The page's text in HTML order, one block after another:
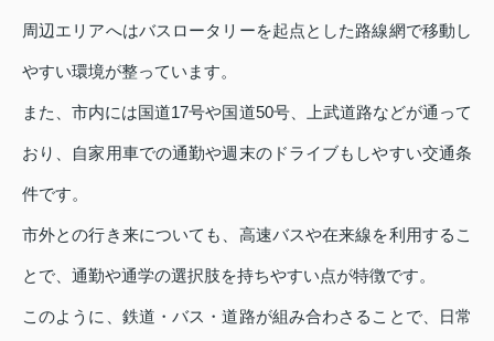
周辺エリアへはバスロータリーを起点とした路線網で移動し
やすい環境が整っています。
また、市内には国道17号や国道50号、上武道路などが通って
おり、自家用車での通勤や週末のドライブもしやすい交通条
件です。
市外との行き来についても、高速バスや在来線を利用するこ
とで、通勤や通学の選択肢を持ちやすい点が特徴です。
このように、鉄道・バス・道路が組み合わさることで、日常